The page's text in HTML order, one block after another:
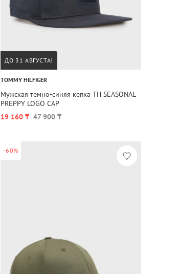
ДО 31 АВГУСТА!
TOMMY HILFIGER
Мужская темно-синяя кепка TH SEASONAL
PREPPY LOGO CAP
19 160 ₸ 47 900 ₸
-60%